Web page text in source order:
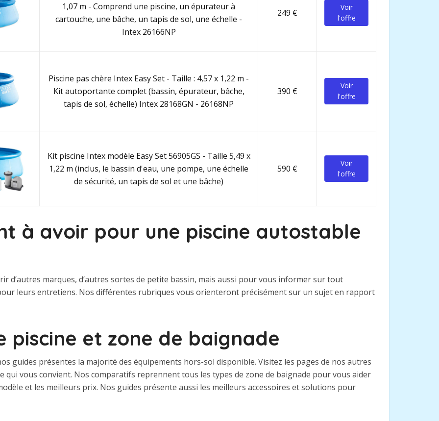
1,07 m - Comprend une piscine, un épurateur à
cartouche, une bâche, un tapis de sol, une échelle -
Intex 26166NP
249 €
Voir
l'offre
Piscine pas chère Intex Easy Set - Taille : 4,57 x 1,22 m -
Kit autoportante complet (bassin, épurateur, bâche,
tapis de sol, échelle) Intex 28168GN - 26168NP
390 €
Voir
l'offre
Kit piscine Intex modèle Easy Set 56905GS - Taille 5,49 x
1,22 m (inclus, le bassin d'eau, une pompe, une échelle
de sécurité, un tapis de sol et une bâche)
590 €
Voir
l'offre
à avoir pour une piscine autostable
d’autres marques, d’autres sortes de petite bassin, mais aussi pour vous informer sur tout
leurs entretiens. Nos différentes rubriques vous orienteront précisément sur un sujet en rapport
piscine et zone de baignade
guides présentes la majorité des équipements hors-sol disponible. Visitez les pages de nos autres
qui vous convient. Nos comparatifs reprennent tous les types de zone de baignade pour vous aider
et les meilleurs prix. Nos guides présente aussi les meilleurs accessoires et solutions pour